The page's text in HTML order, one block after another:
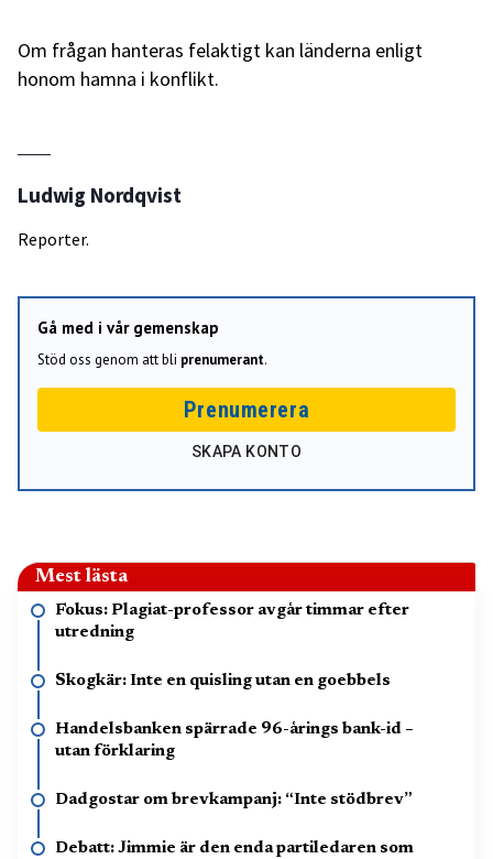
Om frågan hanteras felaktigt kan länderna enligt
honom hamna i konflikt.
Ludwig Nordqvist
Reporter.
Gå med i vår gemenskap
Stöd oss genom att bli prenumerant.
Prenumerera
SKAPA KONTO
Mest lästa
Fokus: Plagiat-professor avgår timmar efter
utredning
Skogkär: Inte en quisling utan en goebbels
Handelsbanken spärrade 96-årings bank-id –
utan förklaring
Dadgostar om brevkampanj: “Inte stödbrev”
Debatt: Jimmie är den enda partiledaren som